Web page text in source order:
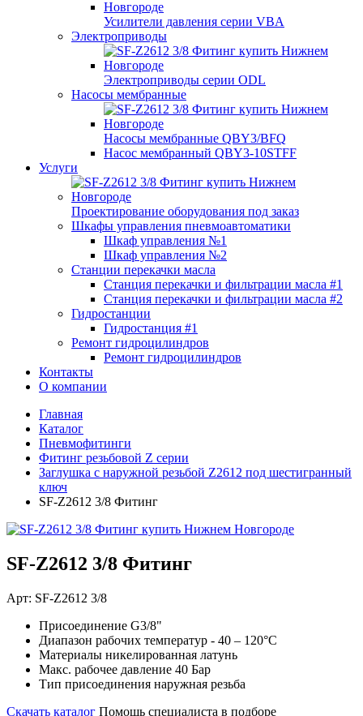
Усилители давления серии VBA
Электроприводы
Электроприводы серии ODL
Насосы мембранные
Насосы мембранные QBY3/BFQ
Насос мембранный QBY3-10STFF
Услуги
Проектирование оборудования под заказ
Шкафы управления пневмоавтоматики
Шкаф управления №1
Шкаф управления №2
Станции перекачки масла
Станция перекачки и фильтрации масла #1
Станция перекачки и фильтрации масла #2
Гидростанции
Гидростанция #1
Ремонт гидроцилиндров
Ремонт гидроцилиндров
Контакты
О компании
Главная
Каталог
Пневмофитинги
Фитинг резьбовой Z серии
Заглушка с наружной резьбой Z2612 под шестигранный
ключ
SF-Z2612 3/8 Фитинг
SF-Z2612 3/8 Фитинг
Арт: SF-Z2612 3/8
Присоединение G3/8"
Диапазон рабочих температур - 40 – 120°C
Материалы никелированная латунь
Макс. рабочее давление 40 Бар
Тип присоединения наружная резьба
Скачать каталог Помощь специалиста в подборе